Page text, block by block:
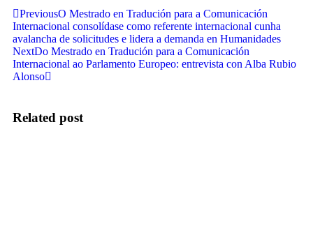
PreviousO Mestrado en Tradución para a Comunicación
Internacional consolídase como referente internacional cunha
avalancha de solicitudes e lidera a demanda en Humanidades
NextDo Mestrado en Tradución para a Comunicación
Internacional ao Parlamento Europeo: entrevista con Alba Rubio
Alonso
Related post